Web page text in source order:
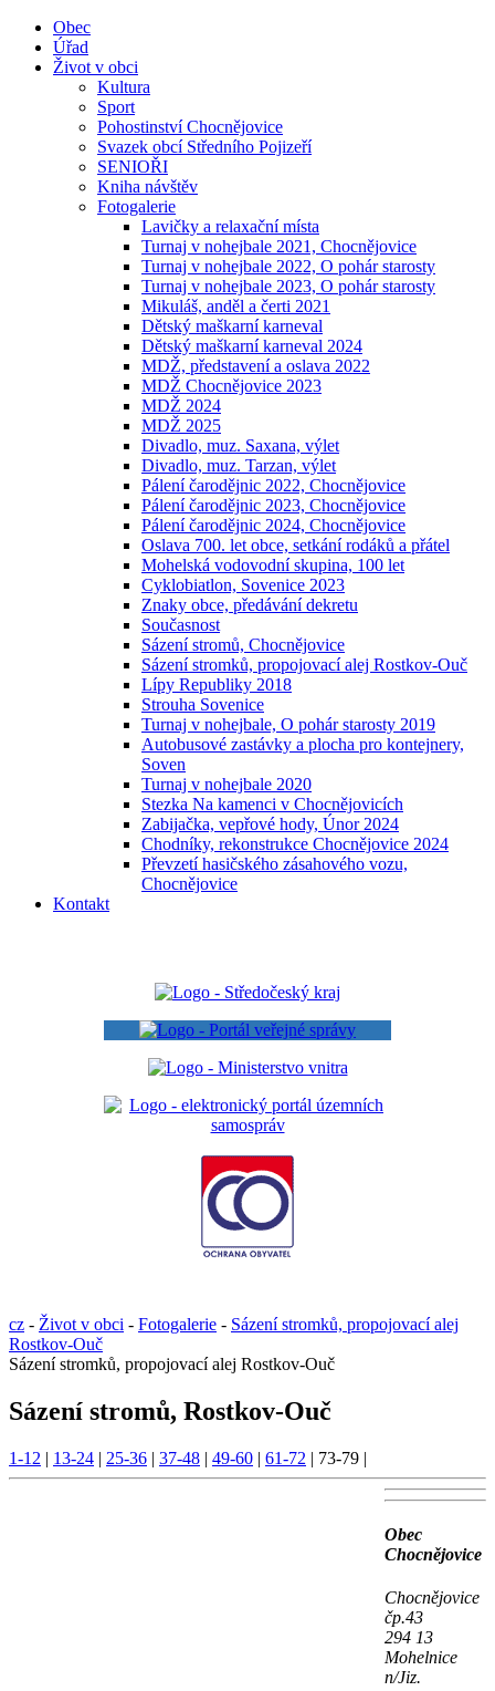
Obec
Úřad
Život v obci
Kultura
Sport
Pohostinství Chocnějovice
Svazek obcí Středního Pojizeří
SENIOŘI
Kniha návštěv
Fotogalerie
Lavičky a relaxační místa
Turnaj v nohejbale 2021, Chocnějovice
Turnaj v nohejbale 2022, O pohár starosty
Turnaj v nohejbale 2023, O pohár starosty
Mikuláš, anděl a čerti 2021
Dětský maškarní karneval
Dětský maškarní karneval 2024
MDŽ, představení a oslava 2022
MDŽ Chocnějovice 2023
MDŽ 2024
MDŽ 2025
Divadlo, muz. Saxana, výlet
Divadlo, muz. Tarzan, výlet
Pálení čarodějnic 2022, Chocnějovice
Pálení čarodějnic 2023, Chocnějovice
Pálení čarodějnic 2024, Chocnějovice
Oslava 700. let obce, setkání rodáků a přátel
Mohelská vodovodní skupina, 100 let
Cyklobiatlon, Sovenice 2023
Znaky obce, předávání dekretu
Současnost
Sázení stromů, Chocnějovice
Sázení stromků, propojovací alej Rostkov-Ouč
Lípy Republiky 2018
Strouha Sovenice
Turnaj v nohejbale, O pohár starosty 2019
Autobusové zastávky a plocha pro kontejnery,
Soven
Turnaj v nohejbale 2020
Stezka Na kamenci v Chocnějovicích
Zabijačka, vepřové hody, Únor 2024
Chodníky, rekonstrukce Chocnějovice 2024
Převzetí hasičského zásahového vozu,
Chocnějovice
Kontakt
cz - Život v obci - Fotogalerie - Sázení stromků, propojovací alej
Rostkov-Ouč
Sázení stromků, propojovací alej Rostkov-Ouč
Sázení stromů, Rostkov-Ouč
1-12 | 13-24 | 25-36 | 37-48 | 49-60 | 61-72 | 73-79 |
Obec
Chocnějovice
Chocnějovice
čp.43
294 13
Mohelnice
n/Jiz.